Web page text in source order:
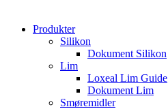
Produkter
Silikon
Dokument Silikon
Lim
Loxeal Lim Guide
Dokument Lim
Smøremidler